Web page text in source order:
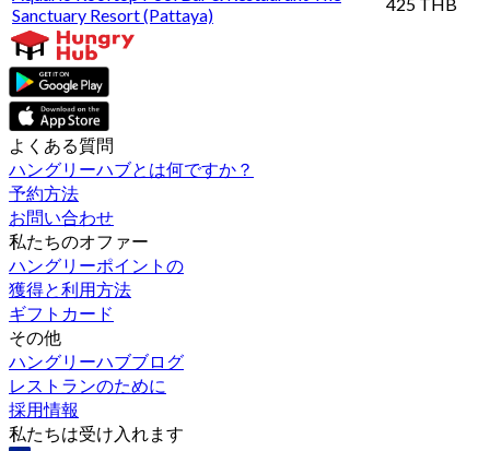
Sanctuary Resort (Pattaya)
よくある質問
ハングリーハブとは何ですか？
予約方法
お問い合わせ
私たちのオファー
ハングリーポイントの
獲得と利用方法
ギフトカード
その他
ハングリーハブブログ
レストランのために
採用情報
私たちは受け入れます